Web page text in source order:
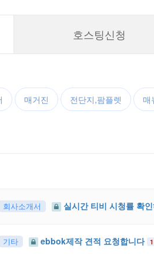
호스팅신청
매거진 전단지,팜플렛 매
회사소개서 실시간 티비 시청률 확
기타 ebbok제작 견적 요청합니다 1